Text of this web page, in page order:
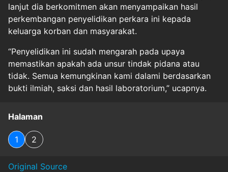
lanjut dia berkomitmen akan menyampaikan hasil
perkembangan penyelidikan perkara ini kepada
keluarga korban dan masyarakat.
“Penyelidikan ini sudah mengarah pada upaya
memastikan apakah ada unsur tindak pidana atau
tidak. Semua kemungkinan kami dalami berdasarkan
bukti ilmiah, saksi dan hasil laboratorium,” ucapnya.
Halaman
1 2
Original Source